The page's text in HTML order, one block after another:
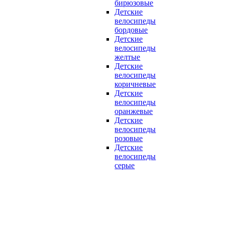
бирюзовые
Детские
велосипеды
бордовые
Детские
велосипеды
желтые
Детские
велосипеды
коричневые
Детские
велосипеды
оранжевые
Детские
велосипеды
розовые
Детские
велосипеды
серые